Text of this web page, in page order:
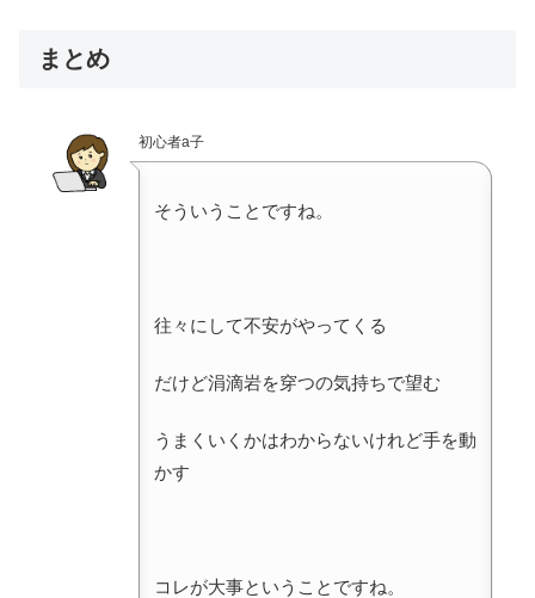
まとめ
初心者a子
そういうことですね。
往々にして不安がやってくる
だけど涓滴岩を穿つの気持ちで望む
うまくいくかはわからないけれど手を動
かす
コレが大事ということですね。